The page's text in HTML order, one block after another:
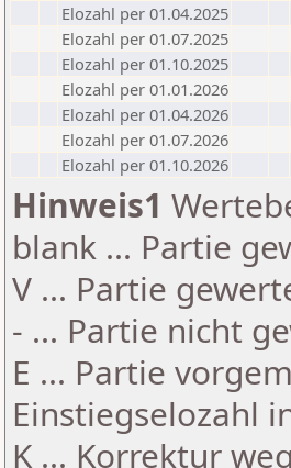
Elozahl per 01.04.2025
Elozahl per 01.07.2025
Elozahl per 01.10.2025
Elozahl per 01.01.2026
Elozahl per 01.04.2026
Elozahl per 01.07.2026
Elozahl per 01.10.2026
Hinweis1
blank ... Partie
V ... Partie
- ... Partie nicht
E ... Partie
Einstiegselozahl
K ... Korrektur